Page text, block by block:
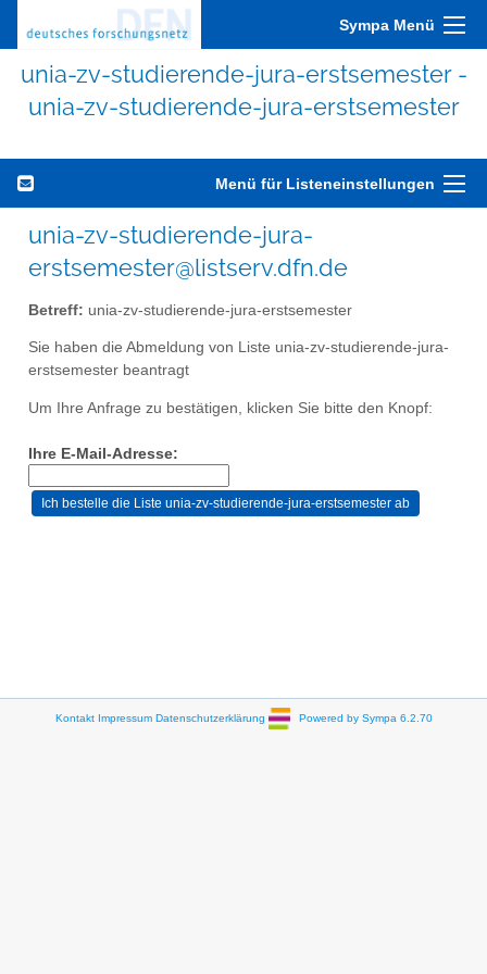
Sympa Menü
unia-zv-studierende-jura-erstsemester -
unia-zv-studierende-jura-erstsemester
Menü für Listeneinstellungen
unia-zv-studierende-jura-
erstsemester@listserv.dfn.de
Betreff: unia-zv-studierende-jura-erstsemester
Sie haben die Abmeldung von Liste unia-zv-studierende-jura-
erstsemester beantragt
Um Ihre Anfrage zu bestätigen, klicken Sie bitte den Knopf:
Ihre E-Mail-Adresse:
Kontakt Impressum Datenschutzerklärung Powered by Sympa 6.2.70